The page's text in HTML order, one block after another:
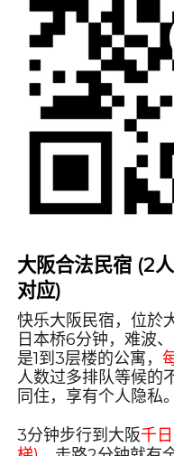
大阪合法民宿 (2
对应)
快乐大阪民宿，位於
日本桥6分钟，难波
是1到3层楼的公寓，
人数过多排队等候的
同住，享有个人隐私。
3分钟步行到大阪千